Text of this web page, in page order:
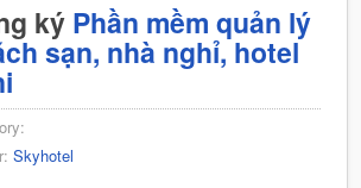
ký Phần mềm quản lý
sạn, nhà nghỉ, hotel
Skyhotel